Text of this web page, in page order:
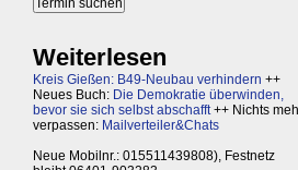
Weiterlesen
Kreis Gießen: B49-Neubau verhindern ++
Neues Buch: Die Demokratie überwinden,
bevor sie sich selbst abschafft++ Nichts
verpassen: Mailverteiler&Chats
Neue Mobilnr.: 015511439808), Festnetz